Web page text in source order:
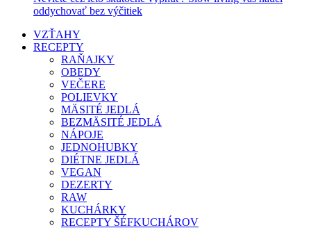
oddychovať bez výčitiek
VZŤAHY
RECEPTY
RAŇAJKY
OBEDY
VEČERE
POLIEVKY
MÄSITÉ JEDLÁ
BEZMÄSITÉ JEDLÁ
NÁPOJE
JEDNOHUBKY
DIÉTNE JEDLÁ
VEGAN
DEZERTY
RAW
KUCHÁRKY
RECEPTY ŠÉFKUCHÁROV